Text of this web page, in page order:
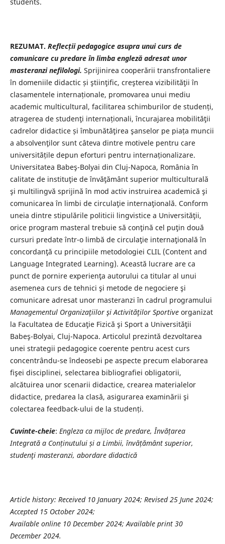
REZUMAT. Reflecții pedagogice asupra unui curs de
comunicare cu predareîn limba engleză adresat unor
masteranzi nefilologi. Sprijinirea cooperării transfrontaliere
în domeniile didactic și ştiinţific, creşterea vizibilităţii în
clasamentele internaționale, promovarea unui mediu
academic multicultural, facilitarea schimburilor de studenți,
atragerea de studenţi internaționali, încurajarea mobilităţii
cadrelor didactice și îmbunătăţirea şanselor pe piața muncii
a absolvenţilor sunt câteva dintre motivele pentru care
universitățile depun eforturi pentru internaționalizare.
Universitatea Babeş-Bolyai din Cluj-Napoca, România în
calitate de instituţie de învăţământ superior multiculturală
şi multilingvă sprijină în mod activ instruirea academică şi
comunicarea în limbi de circulaţie internaţională. Conform
uneia dintre stipulările politicii lingvistice a Universităţii,
orice program masteral trebuie să conţină cel puţin două
cursuri predate într-o limbă de circulaţie internaţională în
concordanţă cu principiile metodologiei CLIL (Content and
Language Integrated Learning). Această lucrare are ca
punct de pornire experienţa autorului ca titular al unui
asemenea curs de tehnici şi metode de negociere şi
comunicare adresat unor masteranzi în cadrul programului
Managementul Organizaţiilor şi Activităţilor Sportiveorganizat
la Facultatea de Educaţie Fizică şi Sport a Universităţii
Babeş-Bolyai, Cluj-Napoca. Articolul prezintă dezvoltarea
unei strategii pedagogice coerente pentru acest curs
concentrându-se îndeosebi pe aspecte precum elaborarea
fişei disciplinei, selectarea bibliografiei obligatorii,
alcătuirea unor scenarii didactice, crearea materialelor
didactice, predarea la clasă, asigurarea examinării şi
colectarea feedback-ului de la studenți.
Cuvinte-cheie: Engleza ca mijloc de predare, Învățarea
Integrată a Conținutului și a Limbii, învățământ superior,
studenţi masteranzi, abordare didactică
Article history: Received 10 January 2024; Revised 25 June 2024;
Accepted 15 October 2024;
Available online 10 December 2024; Available print 30
December 2024.